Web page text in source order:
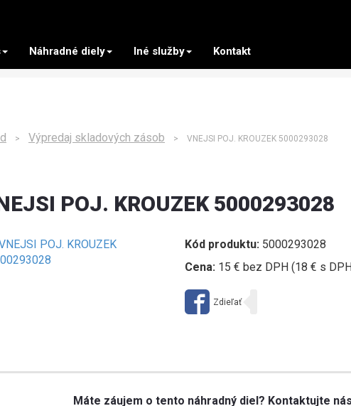
Náhradné diely Iné služby Kontakt
> Výpredaj skladových zásob > VNEJSI POJ. KROUZEK 5000293028
POJ. KROUZEK 5000293028
Kód produktu:5000293028
Cena:15 € bez DPH (18 € s
Máte záujem o tento náhradný diel? Kontaktujte nás